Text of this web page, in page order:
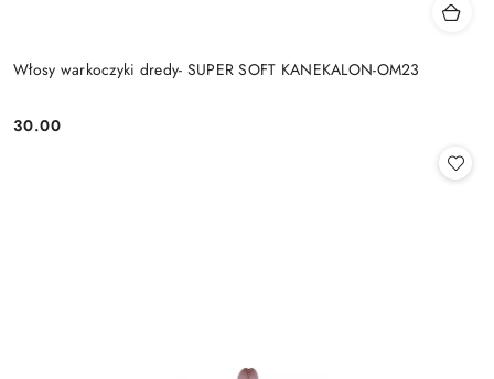
Włosy warkoczyki dredy- SUPER SOFT KANEKALON-OM23
Cena:
30.00